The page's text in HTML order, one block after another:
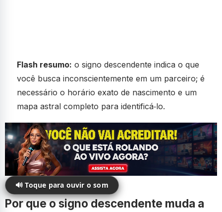
Flash resumo: o signo descendente indica o que
você busca inconscientemente em um parceiro; é
necessário o horário exato de nascimento e um
mapa astral completo para identificá‑lo.
🔊 Toque para ouvir o som
Por que o signo descendente muda a